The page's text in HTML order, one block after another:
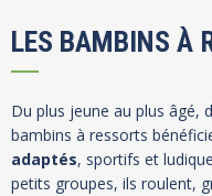
LES BAMBINS À
Du plus jeune au plus âgé,
bambins à ressorts
adaptés, sportifs et
petits groupes, ils roulent,